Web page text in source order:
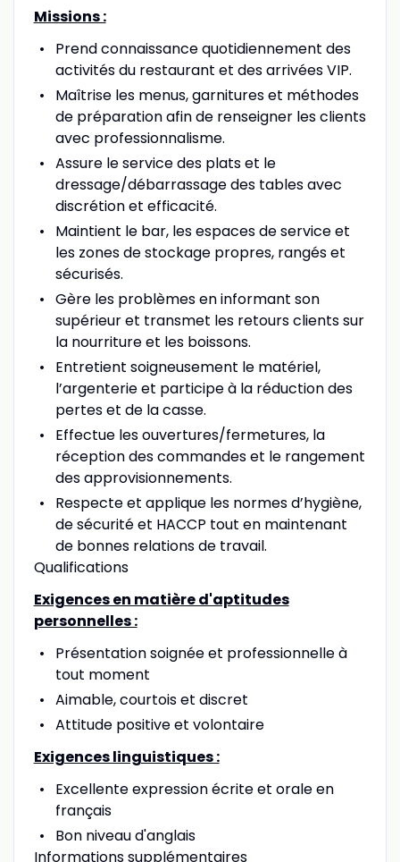
Missions :
Prend connaissance quotidiennement des
activités du restaurant et des arrivées VIP.
Maîtrise les menus, garnitures et méthodes
de préparation afin de renseigner les clients
avec professionnalisme.
Assure le service des plats et le
dressage/débarrassage des tables avec
discrétion et efficacité.
Maintient le bar, les espaces de service et
les zones de stockage propres, rangés et
sécurisés.
Gère les problèmes en informant son
supérieur et transmet les retours clients sur
la nourriture et les boissons.
Entretient soigneusement le matériel,
l’argenterie et participe à la réduction des
pertes et de la casse.
Effectue les ouvertures/fermetures, la
réception des commandes et le rangement
des approvisionnements.
Respecte et applique les normes d’hygiène,
de sécurité et HACCP tout en maintenant
de bonnes relations de travail.
Qualifications
Exigences en matière d'aptitudes
personnelles :
Présentation soignée et professionnelle à
tout moment
Aimable, courtois et discret
Attitude positive et volontaire
Exigences linguistiques :
Excellente expression écrite et orale en
français
Bon niveau d'anglais
Informations supplémentaires